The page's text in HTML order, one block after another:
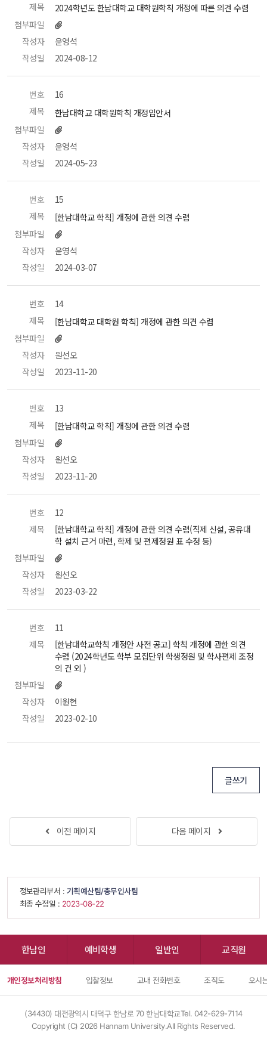
제목
2024학년도 한남대학교 대학원학칙 개정에 따른 의견 수렴
첨부파일
작성자
윤영석
작성일
2024-08-12
번호
16
제목
한남대학교 대학원학칙 개정입안서
첨부파일
작성자
윤영석
작성일
2024-05-23
번호
15
제목
[한남대학교 학칙] 개정에 관한 의견 수렴
첨부파일
작성자
윤영석
작성일
2024-03-07
번호
14
제목
[한남대학교 대학원 학칙] 개정에 관한 의견 수렴
첨부파일
작성자
원선오
작성일
2023-11-20
번호
13
제목
[한남대학교 학칙] 개정에 관한 의견 수렴
첨부파일
작성자
원선오
작성일
2023-11-20
번호
12
제목
[한남대학교 학칙] 개정에 관한 의견 수렴(직제 신설, 공유대
학 설치 근거 마련, 학제 및 편제정원 표 수정 등)
첨부파일
작성자
원선오
작성일
2023-03-22
번호
11
제목
[한남대학교학칙 개정안 사전 공고] 학칙 개정에 관한 의견
수렴 (2024학년도 학부 모집단위 학생정원 및 학사편제 조정
의 건 외 )
첨부파일
작성자
이원현
작성일
2023-02-10
글쓰기
이전 페이지 다음 페이지
정보관리부서 : 기획예산팀/총무인사팀
최종 수정일 : 2023-08-22
한남인 예비학생 일반인 교직원
개인정보처리방침 입찰정보 교내 전화번호 조직도 오시
(34430) 대전광역시 대덕구 한남로 70 한남대학교Tel. 042-629-7114
Copyright (C) 2026 Hannam University.All Rights Reserved.